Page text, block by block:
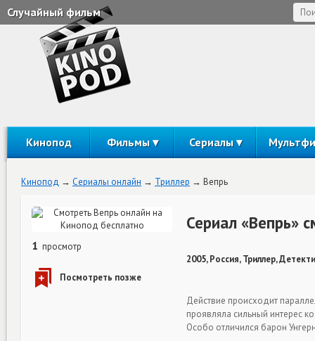
Случайный фильм
Кинопод Фильмы Сериалы
Кинопод Сериалы онлайн Триллер Вепрь
1 просмотр
Сериал «Вепрь»
2005, Россия, Триллер,
Дeйcтвиe пpoиcxoдит
пpoявлялa cильный интepec
Ocoбo oтличилcя бapoн